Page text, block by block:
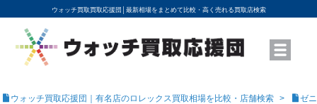
ウォッチ買取買取応援団│ 最新相場をまとめて比較・高く売れる買取店検索
YouTubeで動画を公開中
ROLEXモデル名から買取相場を調べる
高級時計ブランド名から買取相場を調べる
地域から買取店を探す
店舗名から買取店を探す
ブランド時計を高く売る方法
買取査定を依頼する
ウォッチ買取応援団｜有名店のロレックス買取相場を比較・店舗検索 ゼ